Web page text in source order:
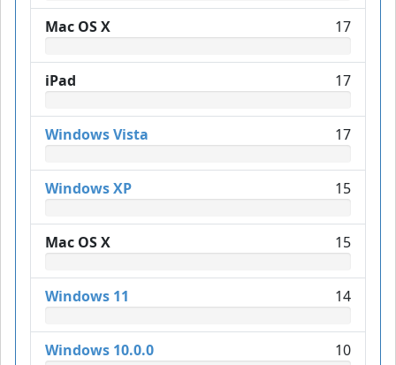
Mac OS X 17
iPad 17
Windows Vista 17
Windows XP 15
Mac OS X 15
Windows 11 14
Windows 10.0.0 10